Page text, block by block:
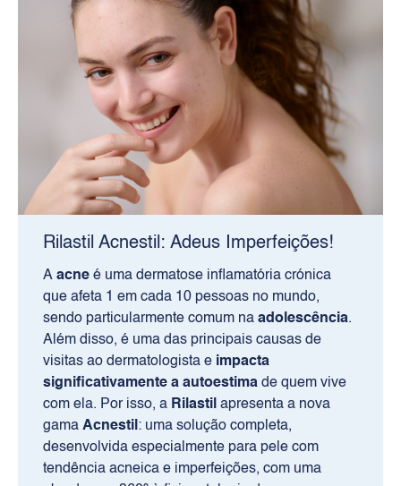
Rilastil Acnestil: Adeus Imperfeições!
A acne é uma dermatose inflamatória crónica
que afeta 1 em cada 10 pessoas no mundo,
sendo particularmente comum na adolescência.
Além disso, é uma das principais causas de
visitas ao dermatologista e impacta
significativamente a autoestima de quem vive
com ela. Por isso, a Rilastil apresenta a nova
gama Acnestil: uma solução completa,
desenvolvida especialmente para pele com
tendência acneica e imperfeições, com uma